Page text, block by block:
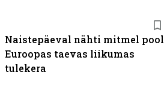
Naistepäeval nähti mitmel pool
Euroopas taevas liikumas
tulekera